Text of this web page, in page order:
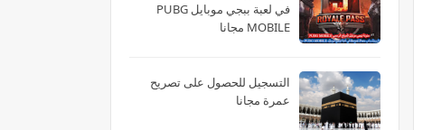
في لعبة ببجي موبايل PUBG
MOBILE مجانا
التسجيل للحصول على تصريح
عمرة مجانا